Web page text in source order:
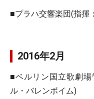
■プラハ交響楽団(指揮
2016年2月
■ベルリン国立歌劇
ル・バレンボイム)